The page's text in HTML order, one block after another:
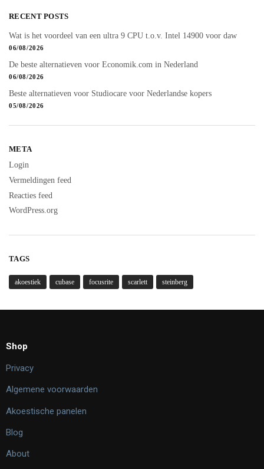
RECENT POSTS
Wat is het voordeel van een ultra 9 CPU t.o.v. Intel 14900 voor daw
06/08/2026
De beste alternatieven voor Economik.com in Nederland
06/08/2026
Beste alternatieven voor Studiocare voor Nederlandse kopers
05/08/2026
META
Login
Vermeldingen feed
Reacties feed
WordPress.org
TAGS
akoestiek cubase focusrite scarlett steinberg
Shop
Privacy
Algemene voorwaarden
Akoestische panelen
Blog
About